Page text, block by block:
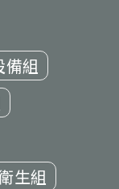
備組
生組